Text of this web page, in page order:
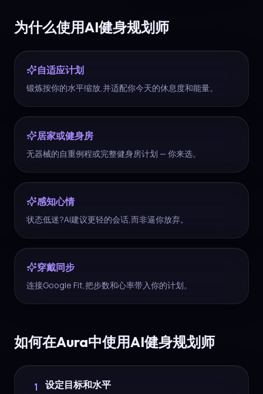
为什么使用AI健身规划师
自适应计划
锻炼按你的水平缩放,并适配你今天的休息度和能量。
居家或健身房
无器械的自重例程或完整健身房计划 — 你来选。
感知心情
状态低迷?AI建议更轻的会话,而非逼你放弃。
穿戴同步
连接Google Fit,把步数和心率带入你的计划。
如何在Aura中使用AI健身规划师
1 设定目标和水平